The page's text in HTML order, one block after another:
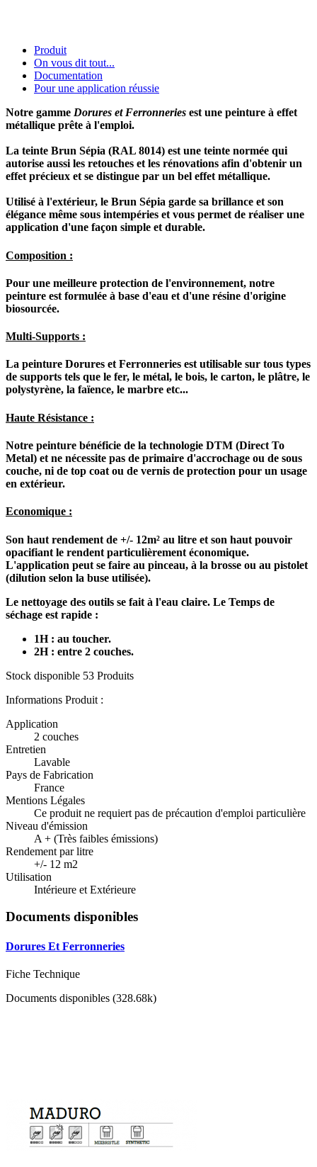
Produit
On vous dit tout...
Documentation
Pour une application réussie
Notre gamme Dorures et Ferronneries est une peinture à effet
métallique prête à l'emploi.
La teinte Brun Sépia (RAL 8014) est une teinte normée qui
autorise aussi les retouches et les rénovations afin d'obtenir un
effet précieux et se distingue par un bel effet métallique.
Utilisé à l'extérieur, le Brun Sépia garde sa brillance et son
élégance même sous intempéries et vous permet de réaliser une
application d'une façon simple et durable.
Composition :
Pour une meilleure protection de l'environnement, notre
peinture est formulée à base d'eau et d'une résine d'origine
biosourcée.
Multi-Supports :
La peinture Dorures et Ferronneries est utilisable sur tous types
de supports tels que le fer, le métal, le bois, le carton, le plâtre, le
polystyrène, la faïence, le marbre etc...
Haute Résistance :
Notre peinture bénéficie de la technologie DTM (Direct To
Metal) et ne nécessite pas de primaire d'accrochage ou de sous
couche, ni de top coat ou de vernis de protection pour un usage
en extérieur.
Economique :
Son haut rendement de +/- 12m² au litre et son haut pouvoir
opacifiant le rendent particulièrement économique.
L'application peut se faire au pinceau, à la brosse ou au pistolet
(dilution selon la buse utilisée).
Le nettoyage des outils se fait à l'eau claire. Le Temps de
séchage est rapide :
1H : au toucher.
2H : entre 2 couches.
Stock disponible 53 Produits
Informations Produit :
Application
2 couches
Entretien
Lavable
Pays de Fabrication
France
Mentions Légales
Ce produit ne requiert pas de précaution d'emploi particulière
Niveau d'émission
A + (Très faibles émissions)
Rendement par litre
+/- 12 m2
Utilisation
Intérieure et Extérieure
Documents disponibles
Dorures Et Ferronneries
Fiche Technique
Documents disponibles (328.68k)